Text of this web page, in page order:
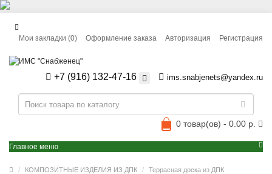
Авторизация Регистрация
Мои закладки (0) Оформление заказа
+7 (916) 132-47-16 ims.snabjenets@yandex.ru
0 товар(ов) - 0.00 р.
Главное меню
КОМПОЗИТНЫЕ ИЗДЕЛИЯ ИЗ ДПК
Террасная доска из ДПК